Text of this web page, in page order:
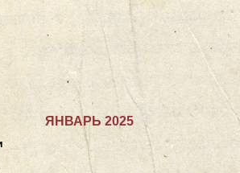
ЯНВАРЬ 2025